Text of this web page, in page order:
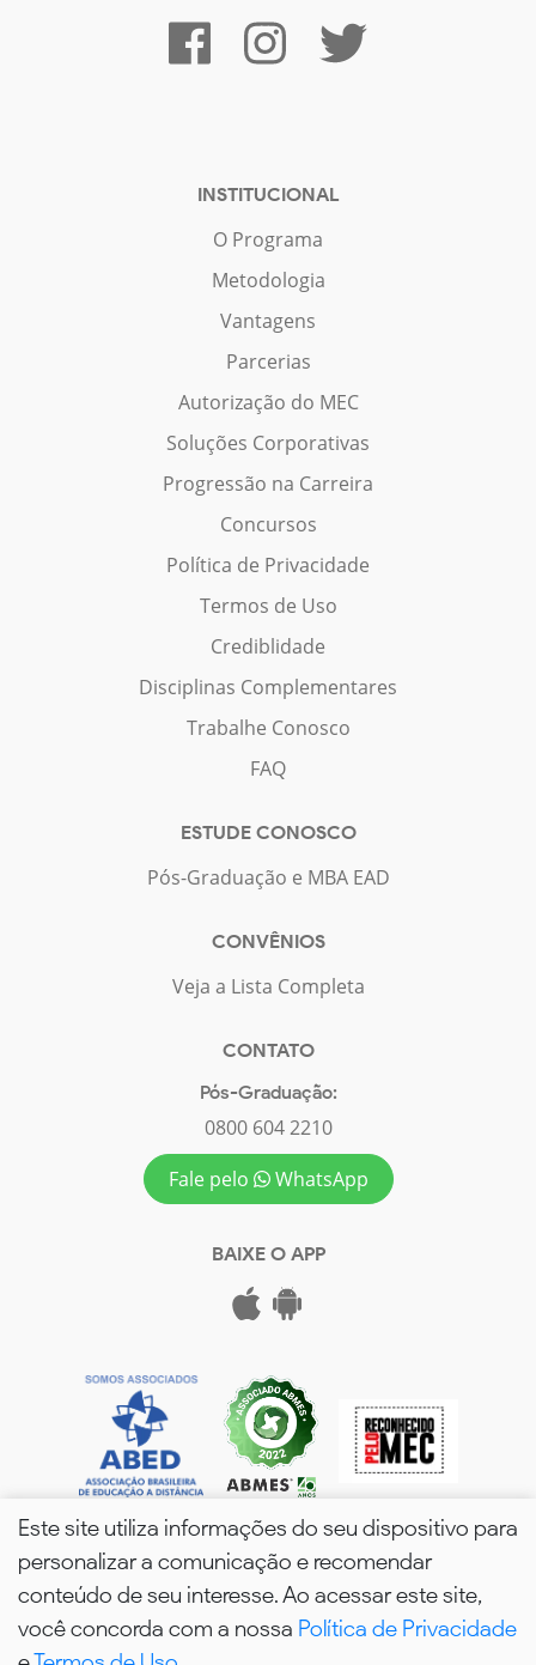
INSTITUCIONAL
O Programa
Metodologia
Vantagens
Parcerias
Autorização do MEC
Soluções Corporativas
Progressão na Carreira
Concursos
Política de Privacidade
Termos de Uso
Crediblidade
Disciplinas Complementares
Trabalhe Conosco
FAQ
ESTUDE CONOSCO
Pós-Graduação e MBA EAD
CONVÊNIOS
Veja a Lista Completa
CONTATO
Pós-Graduação:
0800 604 2210
Fale pelo
WhatsApp
BAIXE O APP
wPós - 2026. Todos os Direitos Reservados.
Este site utiliza informações do seu dispositivo para
personalizar a comunicação e recomendar
conteúdo de seu interesse. Ao acessar este site,
você concorda com a nossa Política de Privacidade